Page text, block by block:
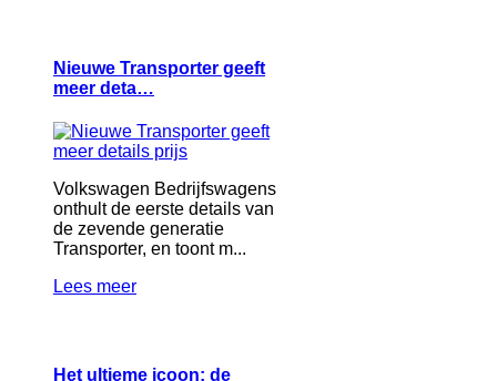
Nieuwe Transporter geeft
meer deta…
Volkswagen Bedrijfswagens
onthult de eerste details van
de zevende generatie
Transporter, en toont m...
Lees meer
Het ultieme icoon: de